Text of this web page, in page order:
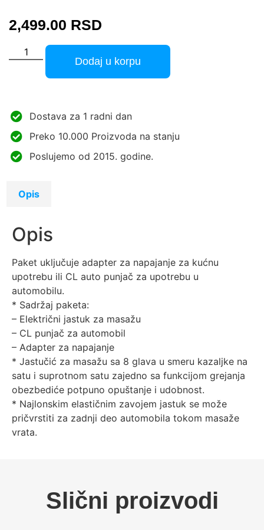
2,499.00 RSD
Dodaj u korpu
Dostava za 1 radni dan
Preko 10.000 Proizvoda na stanju
Poslujemo od 2015. godine.
Opis
Opis
Paket uključuje adapter za napajanje za kućnu
upotrebu ili CL auto punjač za upotrebu u
automobilu.
* Sadržaj paketa:
– Električni jastuk za masažu
– CL punjač za automobil
– Adapter za napajanje
* Jastučić za masažu sa 8 glava u smeru kazaljke na
satu i suprotnom satu zajedno sa funkcijom grejanja
obezbediće potpuno opuštanje i udobnost.
* Najlonskim elastičnim zavojem jastuk se može
pričvrstiti za zadnji deo automobila tokom masaže
vrata.
Slični proizvodi